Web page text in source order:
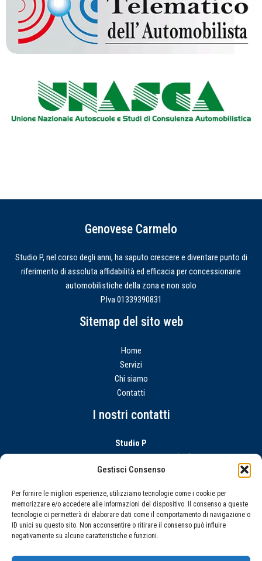
Gestisci Consenso
Per fornire le migliori esperienze, utilizziamo tecnologie come i cookie per
memorizzare e/o accedere alle informazioni del dispositivo. Il consenso a queste
tecnologie ci permetterà di elaborare dati come il comportamento di navigazione o
ID unici su questo sito. Non acconsentire o ritirare il consenso può influire
negativamente su alcune caratteristiche e funzioni.
Genovese Carmelo
Studio P, nel corso degli anni, ha saputo crescere e diventare punto di
riferimento di assoluta affidabilità ed efficacia per concessionarie
automobilistiche della zona e non solo
P.Iva 01339390831
Sitemap del sito web
Home
Servizi
Chi siamo
Contatti
I nostri contatti
Studio P
Via Giorgio Rizzo | 115 Milazzo (ME)
studiop.genovese@hotmail.it
Orari di apertura
Lunedì – Venerdì